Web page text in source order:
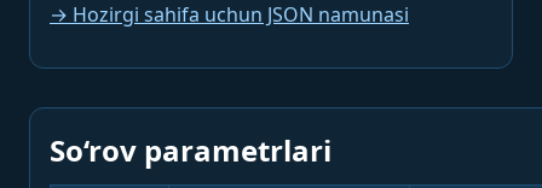
→ Hozirgi sahifa uchun JSON namunasi
So‘rov parametrlari